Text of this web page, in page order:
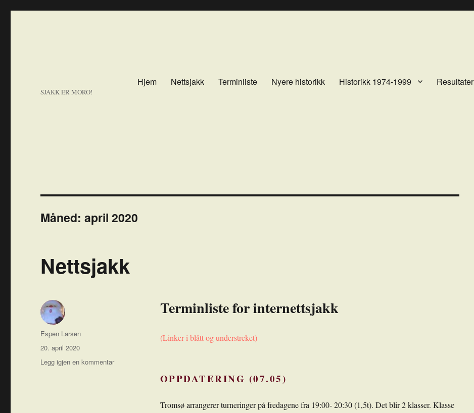
SJAKK ER MORO!
Hjem Nettsjakk Terminliste Nyere historikk Historikk 1974-1999 Resultater
Måned:april 2020
Nettsjakk
Terminliste for internettsjakk
(Linker i blått og understreket)
OPPDATERING (07.05)
Tromsø arrangerer turneringer på fredagene fra 19:00- 20:30 (1,5t). Det blir 2 klasser. Klasse
Forfatter
Espen Larsen
Publisert
20. april 2020
Legg igjen en kommentartil